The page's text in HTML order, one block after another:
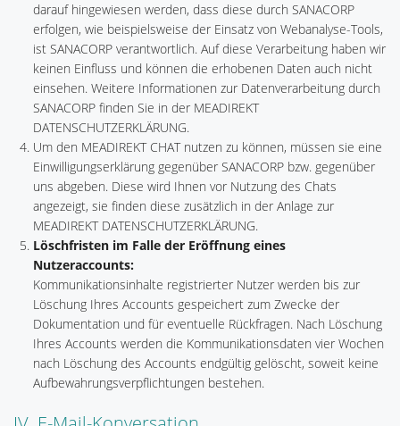
darauf hingewiesen werden, dass diese durch SANACORP
erfolgen, wie beispielsweise der Einsatz von Webanalyse-Tools,
ist SANACORP verantwortlich. Auf diese Verarbeitung haben wir
keinen Einfluss und können die erhobenen Daten auch nicht
einsehen. Weitere Informationen zur Datenverarbeitung durch
SANACORP finden Sie in der MEADIREKT
DATENSCHUTZERKLÄRUNG.
Um den MEADIREKT CHAT nutzen zu können, müssen sie eine
Einwilligungserklärung gegenüber SANACORP bzw. gegenüber
uns abgeben. Diese wird Ihnen vor Nutzung des Chats
angezeigt, sie finden diese zusätzlich in der Anlage zur
MEADIREKT DATENSCHUTZERKLÄRUNG.
Löschfristen im Falle der Eröffnung eines
Nutzeraccounts:
Kommunikationsinhalte registrierter Nutzer werden bis zur
Löschung Ihres Accounts gespeichert zum Zwecke der
Dokumentation und für eventuelle Rückfragen. Nach Löschung
Ihres Accounts werden die Kommunikationsdaten vier Wochen
nach Löschung des Accounts endgültig gelöscht, soweit keine
Aufbewahrungsverpflichtungen bestehen.